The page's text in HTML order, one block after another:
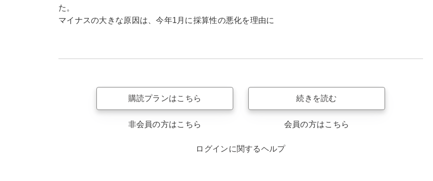
た。
マイナスの大きな原因は、今年1月に採算性の悪化を理由に
購読プランはこちら
非会員の方はこちら
続きを読む
会員の方はこちら
ログインに関するヘルプ